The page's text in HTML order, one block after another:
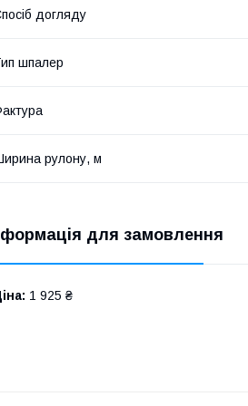
догляду
шпалер
рулону, м
для замовлення
1 925 ₴